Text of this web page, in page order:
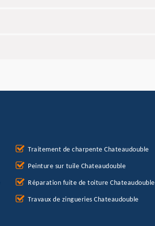
Traitement de charpente Chateaudouble
Peinture sur tuile Chateaudouble
Réparation fuite de toiture Chateaudouble
Travaux de zingueries Chateaudouble